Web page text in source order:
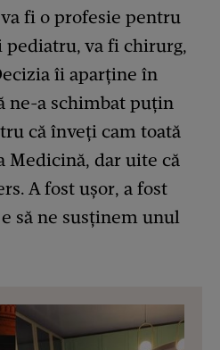
fi o profesie pentru
va fi chirurg,
îi aparține în
ne-a schimbat puțin
că înveți cam toată
Medicină, dar uite că
A fost ușor, a fost
să ne susținem unul